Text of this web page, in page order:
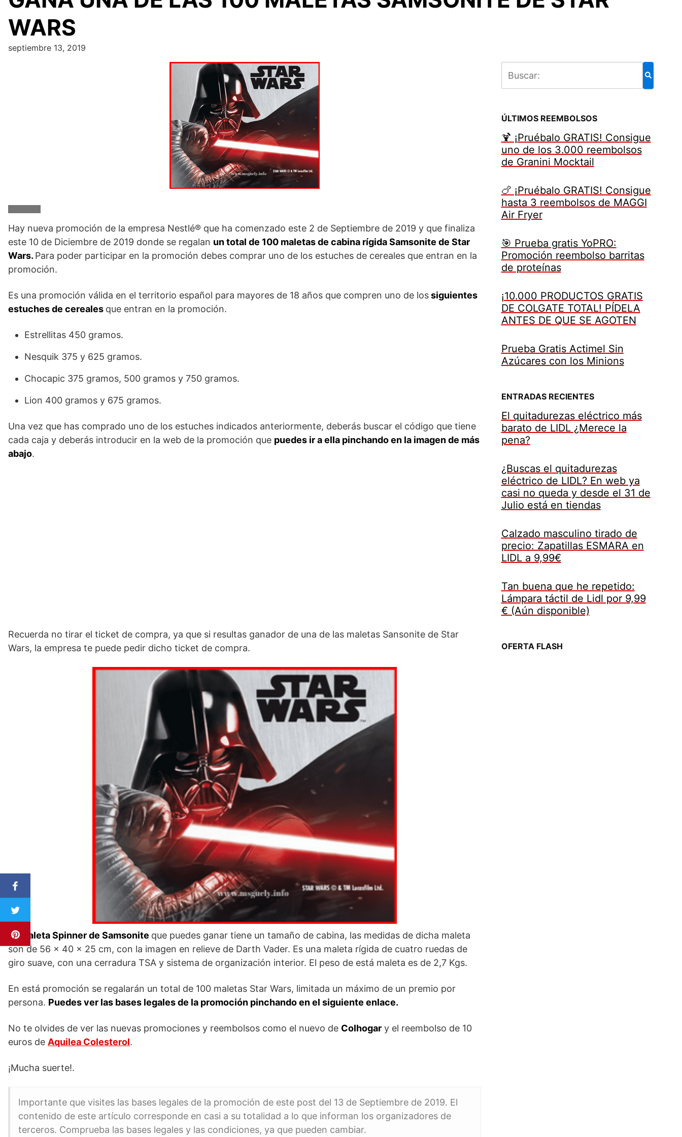
WARS
septiembre 13, 2019
Hay nueva promoción de la empresa Nestlé® que ha comenzado este 2 de Septiembre de 2019 y que finaliza
este 10 de Diciembre de 2019 donde se regalan un total de 100 maletas de cabina rígida Samsonite de Star
Wars. Para poder participar en la promoción debes comprar uno de los estuches de cereales que entran en la
promoción.
Es una promoción válida en el territorio español para mayores de 18 años que compren uno de lossiguientes
estuches de cereales que entran en la promoción.
Estrellitas 450 gramos.
Nesquik 375 y 625 gramos.
Chocapic 375 gramos, 500 gramos y 750 gramos.
Lion 400 gramos y 675 gramos.
Una vez que has comprado uno de los estuches indicados anteriormente, deberás buscar el código que tiene
cada caja y deberás introducir en la web de la promoción que puedes ir a ella pinchando en la imagen de más
abajo.
Recuerda no tirar el ticket de compra, ya que si resultas ganador de una de las maletas Sansonite de Star
Wars, la empresa te puede pedir dicho ticket de compra.
La maleta Spinner de Samsonite que puedes ganar tiene un tamaño de cabina, las medidas de dicha maleta
son de 56 x 40 x 25 cm, con la imagen en relieve de Darth Vader. Es una maleta rígida de cuatro ruedas de
giro suave, con una cerradura TSA y sistema de organización interior. El peso de está maleta es de 2,7 Kgs.
En está promoción se regalarán un total de 100 maletas Star Wars, limitada un máximo de un premio por
persona. Puedes ver las bases legales de la promoción pinchando en el siguiente enlace.
No te olvides de ver las nuevas promociones y reembolsos como el nuevo de Colhogar y el reembolso de 10
euros de Aquilea Colesterol.
¡Mucha suerte!.
Importante que visites las bases legales de la promoción de este post del 13 de Septiembre de 2019. El
contenido de este artículo corresponde en casi a su totalidad a lo que informan los organizadores de
terceros. Comprueba las bases legales y las condiciones, ya que pueden cambiar.
ÚLTIMOS REEMBOLSOS
🍹 ¡Pruébalo GRATIS! Consigue
uno de los 3.000 reembolsos
de Granini Mocktail
🍗 ¡Pruébalo GRATIS! Consigue
hasta 3 reembolsos de MAGGI
Air Fryer
🎯 Prueba gratis YoPRO:
Promoción reembolso barritas
de proteínas
¡10.000 PRODUCTOS GRATIS
DE COLGATE TOTAL! PÍDELA
ANTES DE QUE SE AGOTEN
Prueba Gratis Actimel Sin
Azúcares con los Minions
ENTRADAS RECIENTES
El quitadurezas eléctrico más
barato de LIDL ¿Merece la
pena?
¿Buscas el quitadurezas
eléctrico de LIDL? En web ya
casi no queda y desde el 31 de
Julio está en tiendas
Calzado masculino tirado de
precio: Zapatillas ESMARA en
LIDL a 9,99€
Tan buena que he repetido:
Lámpara táctil de Lidl por 9,99
€ (Aún disponible)
OFERTA FLASH